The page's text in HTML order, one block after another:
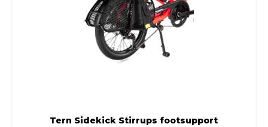
Tern Sidekick Stirrups footsupport